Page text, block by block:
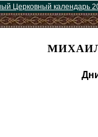
Церковный календарь